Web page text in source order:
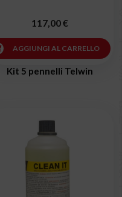
Kit 5 pennelli Telwin
117,00 €
AGGIUNGI AL CARRELLO